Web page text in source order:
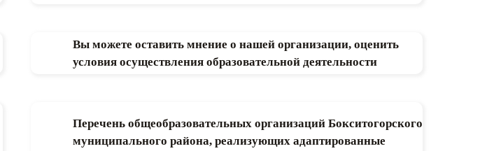
Вы можете оставить мнение о нашей организации, оценить
условия осуществления образовательной деятельности
Перечень общеобразовательных организаций Бокситогорского
муниципального района, реализующих адаптированные